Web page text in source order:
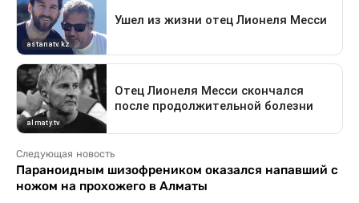
Следующая новость
Параноидным шизофреником оказался напавший с
ножом на прохожего в Алматы